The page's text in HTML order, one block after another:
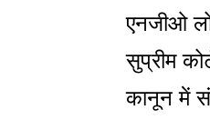
एनजीओ
सुप्रीम
कानून में